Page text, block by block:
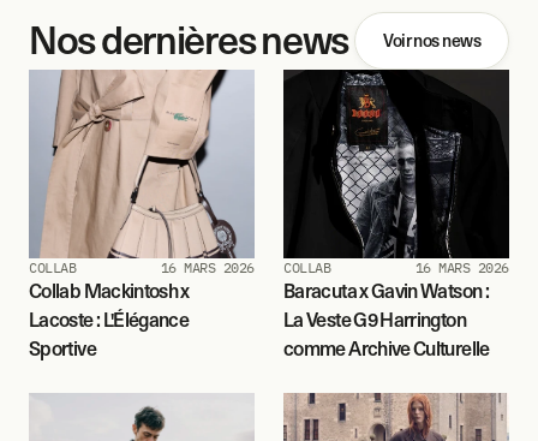
Nos dernières news Voir nos news
COLLAB 16 MARS 2026
Collab Mackintosh x
Lacoste : L'Élégance
Sportive
COLLAB 16 MARS 2026
Baracuta x Gavin Watson :
La Veste G9 Harrington
comme Archive Culturelle